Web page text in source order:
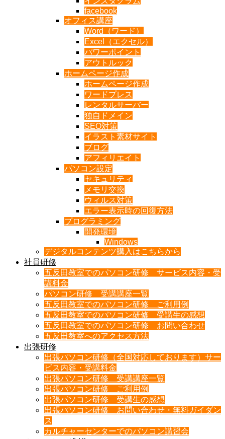
facebook
オフィス講座
Word（ワード）
Excel（エクセル）
パワーポイント
アウトルック
ホームページ作成
ホームページ作成
ワードプレス
レンタルサーバー
独自ドメイン
SEO対策
イラスト素材サイト
ブログ
アフィリエイト
パソコン設定
セキュリティ
メモリ交換
ウィルス対策
エラー表示時の回復方法
プログラミング
開発環境
Windows
デジタルコンテンツ購入はこちらから
社員研修
五反田教室でのパソコン研修 サービス内容・受
講料金
パソコン研修 受講講座一覧
五反田教室でのパソコン研修 ご利用例
五反田教室でのパソコン研修 受講生の感想
五反田教室でのパソコン研修 お問い合わせ
五反田教室へのアクセス方法
出張研修
出張パソコン研修（全国対応しております）サー
ビス内容・受講料金
出張パソコン研修 受講講座一覧
出張パソコン研修 ご利用例
出張パソコン研修 受講生の感想
出張パソコン研修 お問い合わせ・無料ガイダン
ス
カルチャーセンターでのパソコン講習会